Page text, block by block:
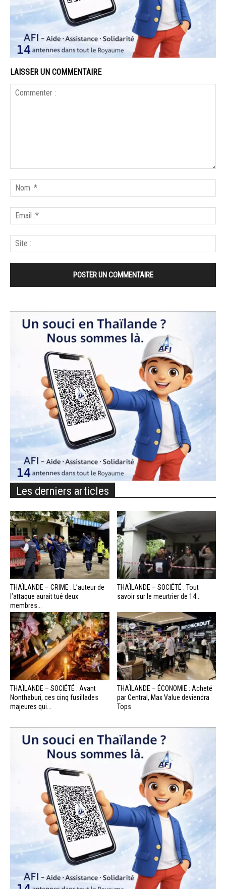
LAISSER UN COMMENTAIRE
Les derniers articles
THAÏLANDE – CRIME : L’auteur de
l’attaque aurait tué deux
membres...
THAÏLANDE – SOCIÉTÉ : Tout
savoir sur le meurtrier de 14...
THAÏLANDE – SOCIÉTÉ : Avant
Nonthaburi, ces cinq fusillades
majeures qui...
THAÏLANDE – ÉCONOMIE : Acheté
par Central, Max Value deviendra
Tops